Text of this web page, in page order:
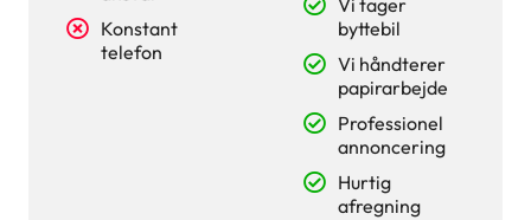
Konstant
telefon
Vi tager
byttebil
Vi håndterer
papirarbejde
Professionel
annoncering
Hurtig
afregning